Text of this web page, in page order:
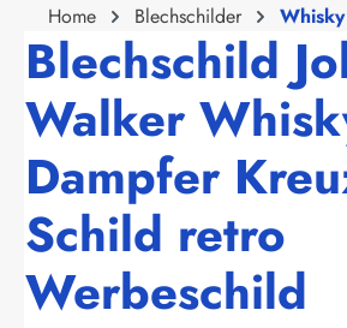
Home Blechschilder
Blechschild
Walker
Dampfer
Schild retro
Werbeschild